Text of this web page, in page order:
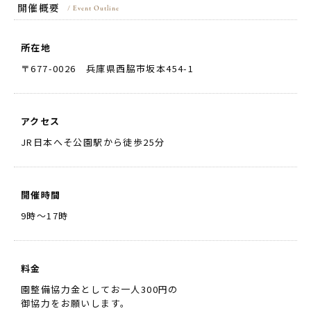
開催概要 / Event Outline
所在地
〒677-0026 兵庫県西脇市坂本454-1
アクセス
JR日本へそ公園駅から徒歩25分
開催時間
9時～17時
料金
園整備協力金としてお一人300円の
御協力をお願いします。